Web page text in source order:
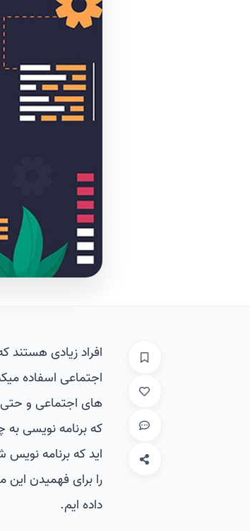
افراد زیادی هستند
اجتماعی اسفاده
های اجتماعی و حتی
که برنامه نویسی
اید که برنامه
را برای فهمیدن
داده ایم.